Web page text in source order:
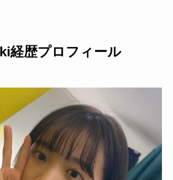
経歴プロフィール